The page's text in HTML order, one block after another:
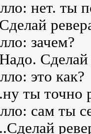
нет. ты
зачем?
Сделай
это как?
ты точно
сам ты